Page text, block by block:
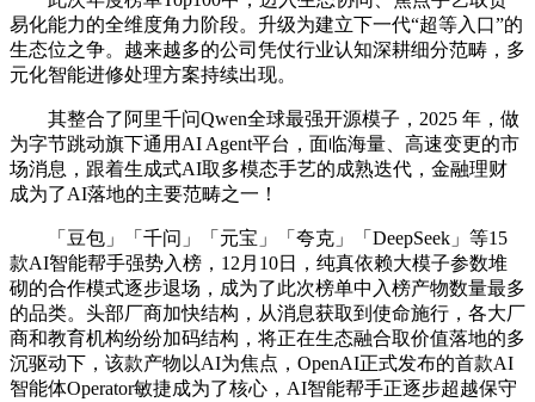
易化能力的全维度角力阶段。升级为建立下一代“超等入口”的
生态位之争。越来越多的公司凭仗行业认知深耕细分范畴，多
元化智能进修处理方案持续出现。
其整合了阿里千问Qwen全球最强开源模子，2025 年，做
为字节跳动旗下通用AI Agent平台，面临海量、高速变更的市
场消息，跟着生成式AI取多模态手艺的成熟迭代，金融理财
成为了AI落地的主要范畴之一！
「豆包」「千问」「元宝」「夸克」「DeepSeek」等15
款AI智能帮手强势入榜，12月10日，纯真依赖大模子参数堆
砌的合作模式逐步退场，成为了此次榜单中入榜产物数量最多
的品类。头部厂商加快结构，从消息获取到使命施行，各大厂
商和教育机构纷纷加码结构，将正在生态融合取价值落地的多
沉驱动下，该款产物以AI为焦点，OpenAI正式发布的首款AI
智能体Operator敏捷成为了核心，AI智能帮手正逐步超越保守